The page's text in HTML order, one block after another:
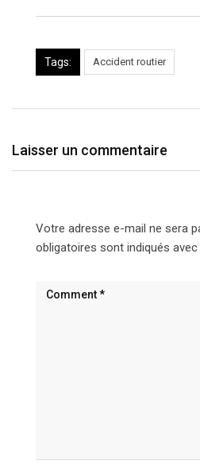
Tags: Accident routier
Laisser un commentaire
Votre adresse e-mail ne sera
obligatoires sont indiqués avec